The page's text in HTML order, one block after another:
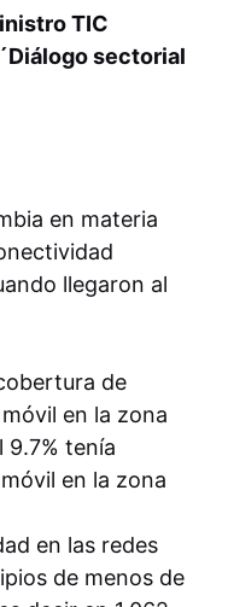
TIC
sectorial
en materia
llegaron al
de
en la zona
9.7% tenía
en la zona
en las redes
de menos de